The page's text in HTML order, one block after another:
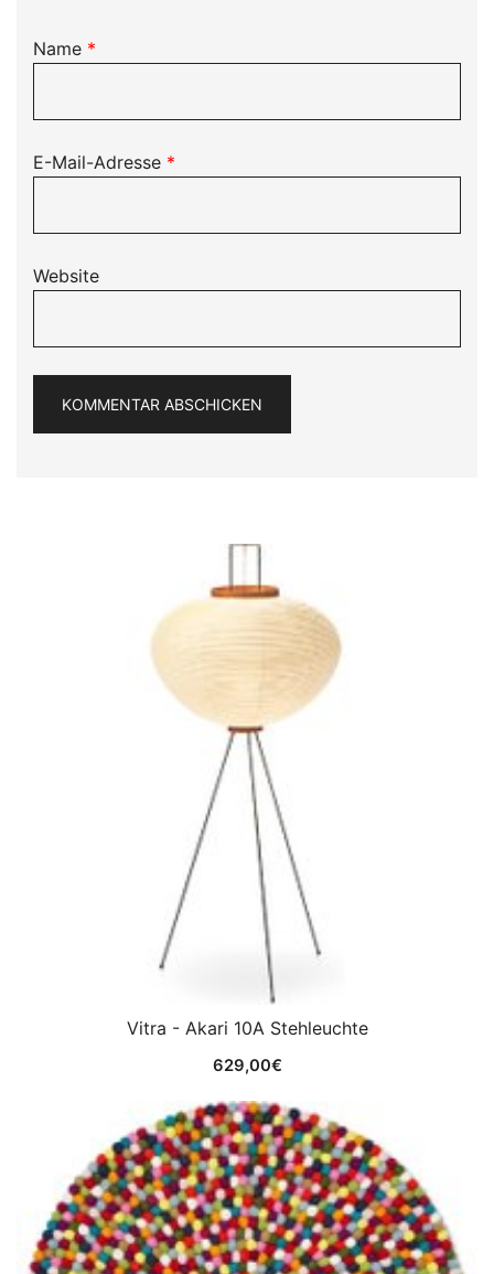
Name *
E-Mail-Adresse *
Website
Vitra - Akari 10A Stehleuchte
629,00€